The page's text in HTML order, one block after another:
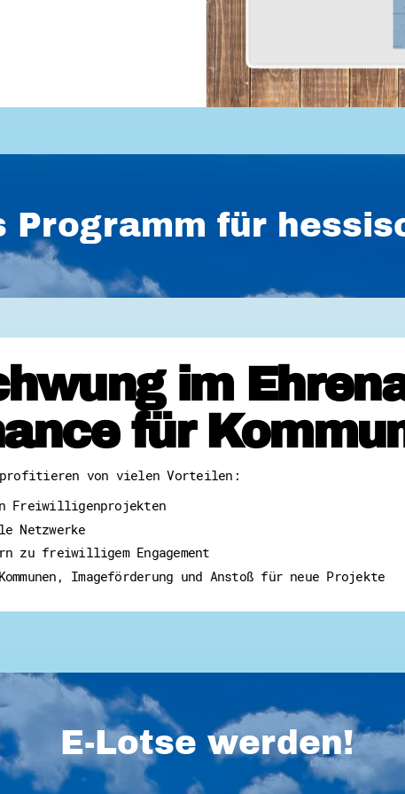
für
im
für
profitieren von vielen Vorteilen:
Freiwilligenprojekten
Netzwerke
zu freiwilligem Engagement
Imageförderung und Anstoß für neue Projekte
E-Lotse werden!